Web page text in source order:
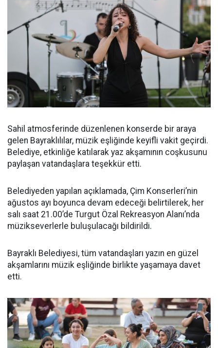
Sahil atmosferinde düzenlenen konserde bir araya
gelen Bayraklılılar, müzik eşliğinde keyifli vakit geçirdi.
Belediye, etkinliğe katılarak yaz akşamının coşkusunu
paylaşan vatandaşlara teşekkür etti.
Belediyeden yapılan açıklamada, Çim Konserleri’nin
ağustos ayı boyunca devam edeceği belirtilerek, her
salı saat 21.00’de Turgut Özal Rekreasyon Alanı’nda
müzikseverlerle buluşulacağı bildirildi.
Bayraklı Belediyesi, tüm vatandaşları yazın en güzel
akşamlarını müzik eşliğinde birlikte yaşamaya davet
etti.